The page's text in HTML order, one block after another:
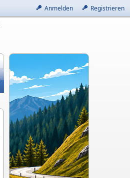
Anmelden Registrieren